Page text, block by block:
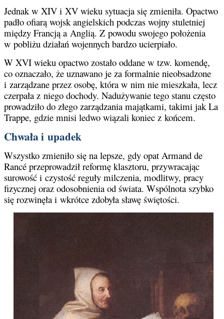
Jednak w XIV i XV wieku sytuacja się zmieniła. Opactwo
padło ofiarą wojsk angielskich podczas wojny stuletniej
między Francją a Anglią. Z powodu swojego położenia
w pobliżu działań wojennych bardzo ucierpiało.
W XVI wieku opactwo zostało oddane w tzw. komendę,
co oznaczało, że uznawano je za formalnie nieobsadzone
i zarządzane przez osobę, która w nim nie mieszkała, lecz
czerpała z niego dochody. Nadużywanie tego stanu często
prowadziło do złego zarządzania majątkami, takimi jak La
Trappe, gdzie mnisi ledwo wiązali koniec z końcem.
Chwała i upadek
Wszystko zmieniło się na lepsze, gdy opat Armand de
Rancé przeprowadził reformę klasztoru, przywracając
surowość i czystość reguły milczenia, modlitwy, pracy
fizycznej oraz odosobnienia od świata. Wspólnota szybko
się rozwinęła i wkrótce zdobyła sławę świętości.